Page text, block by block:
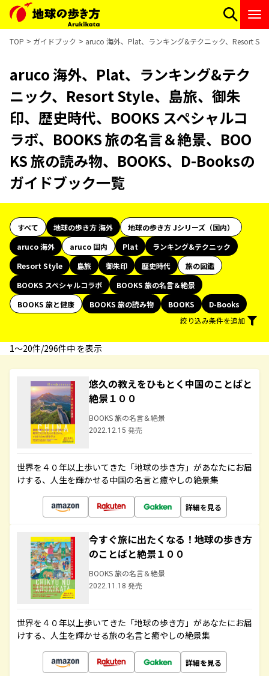
TOP ガイドブック aruco 海外、Plat、ランキング&テクニック、Resort
aruco 海外、Plat、ランキング&テク
ニック、Resort Style、島旅、御朱
印、歴史時代、BOOKS スペシャルコ
ラボ、BOOKS 旅の名言＆絶景、BOO
KS 旅の読み物、BOOKS、D-Booksの
ガイドブック一覧
すべて 地球の歩き方 海外
地球の歩き方 Jシリーズ（国内）
aruco 海外
aruco 国内 Plat
ランキング&テクニック
Resort Style
島旅 御朱印 歴史時代
旅の図鑑
BOOKS スペシャルコラボ
BOOKS 旅の名言＆絶景
BOOKS 旅と健康
BOOKS 旅の読み物 BOOKS
D-Books
絞り込み条件を追加
1〜20件/296件中 を表示
悠久の教えをひもとく中国のことばと
絶景１００
BOOKS 旅の名言＆絶景
2022.12.15 発売
世界を４０年以上歩いてきた「地球の歩き方」があなたにお届
けする、人生を輝かせる中国の名言と癒やしの絶景集
詳細を見る
今すぐ旅に出たくなる！地球の歩き方
のことばと絶景１００
BOOKS 旅の名言＆絶景
2022.11.18 発売
世界を４０年以上歩いてきた「地球の歩き方」があなたにお届
けする、人生を輝かせる旅の名言と癒やしの絶景集
詳細を見る